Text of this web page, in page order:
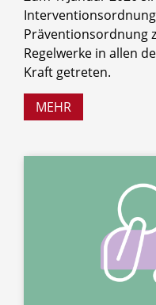
Präventionsordnung
Regelwerke in allen
Kraft getreten.
MEHR